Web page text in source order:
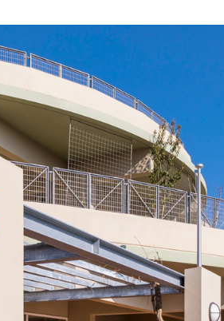
お問い合わせ